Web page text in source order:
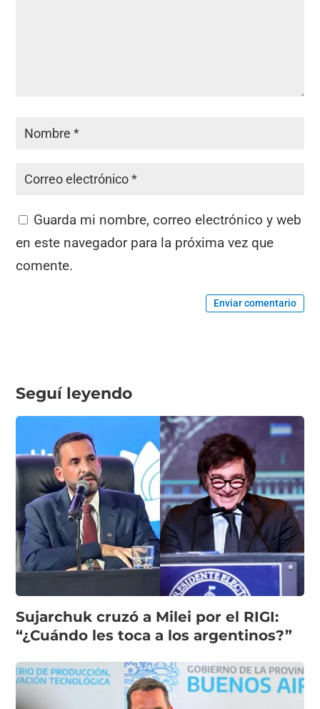
Guarda mi nombre, correo electrónico y web
en este navegador para la próxima vez que
comente.
Enviar comentario
Seguí leyendo
Sujarchuk cruzó a Milei por el RIGI:
“¿Cuándo les toca a los argentinos?”